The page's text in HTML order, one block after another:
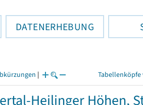
DATENERHEBUNG
| Tabellenköpfe
Heilinger Höhen,